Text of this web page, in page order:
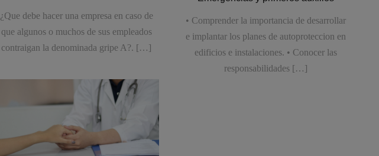
¿Que debe hacer una empresa en caso de
que algunos o muchos de sus empleados
contraigan la denominada gripe A?. […]
• Comprender la importancia de desarrollar
e implantar los planes de autoproteccion en
edificios e instalaciones. • Conocer las
responsabilidades […]